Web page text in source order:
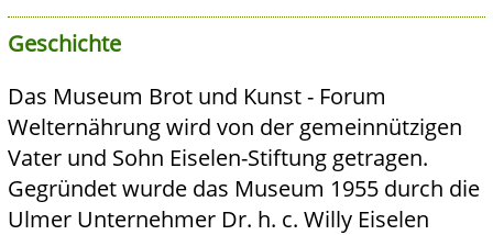
Geschichte
Das Museum Brot und Kunst - Forum
Welternährung wird von der gemeinnützigen
Vater und Sohn Eiselen-Stiftung getragen.
Gegründet wurde das Museum 1955 durch die
Ulmer Unternehmer Dr. h. c. Willy Eiselen